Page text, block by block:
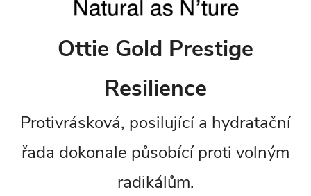
Ottie Gold Prestige
Resilience
Protivrásková, posilující a hydratační
řada dokonale působící proti volným
radikálům.